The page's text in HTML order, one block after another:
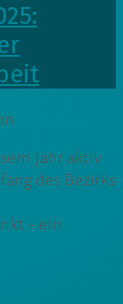
Jahr aktiv
des Bezirks
– ein